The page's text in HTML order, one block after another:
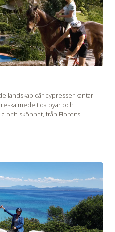
landskap där cypresser kantar
medeltida byar och
och skönhet, från Florens